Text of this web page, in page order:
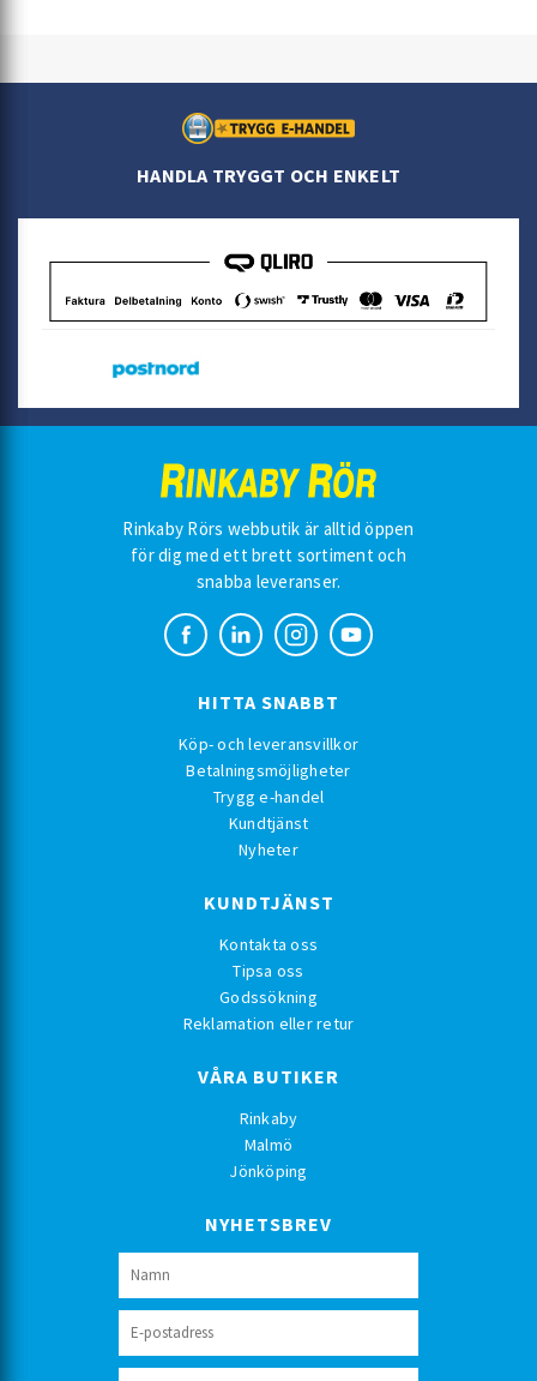
HANDLA TRYGGT OCH ENKELT
Rinkaby Rörs webbutik är alltid öppen
för dig med ett brett sortiment och
snabba leveranser.
HITTA SNABBT
Köp- och leveransvillkor
Betalningsmöjligheter
Trygg e-handel
Kundtjänst
Nyheter
KUNDTJÄNST
Kontakta oss
Tipsa oss
Godssökning
Reklamation eller retur
VÅRA BUTIKER
Rinkaby
Malmö
Jönköping
NYHETSBREV